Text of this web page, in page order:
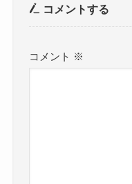
コメントする
コメント ※